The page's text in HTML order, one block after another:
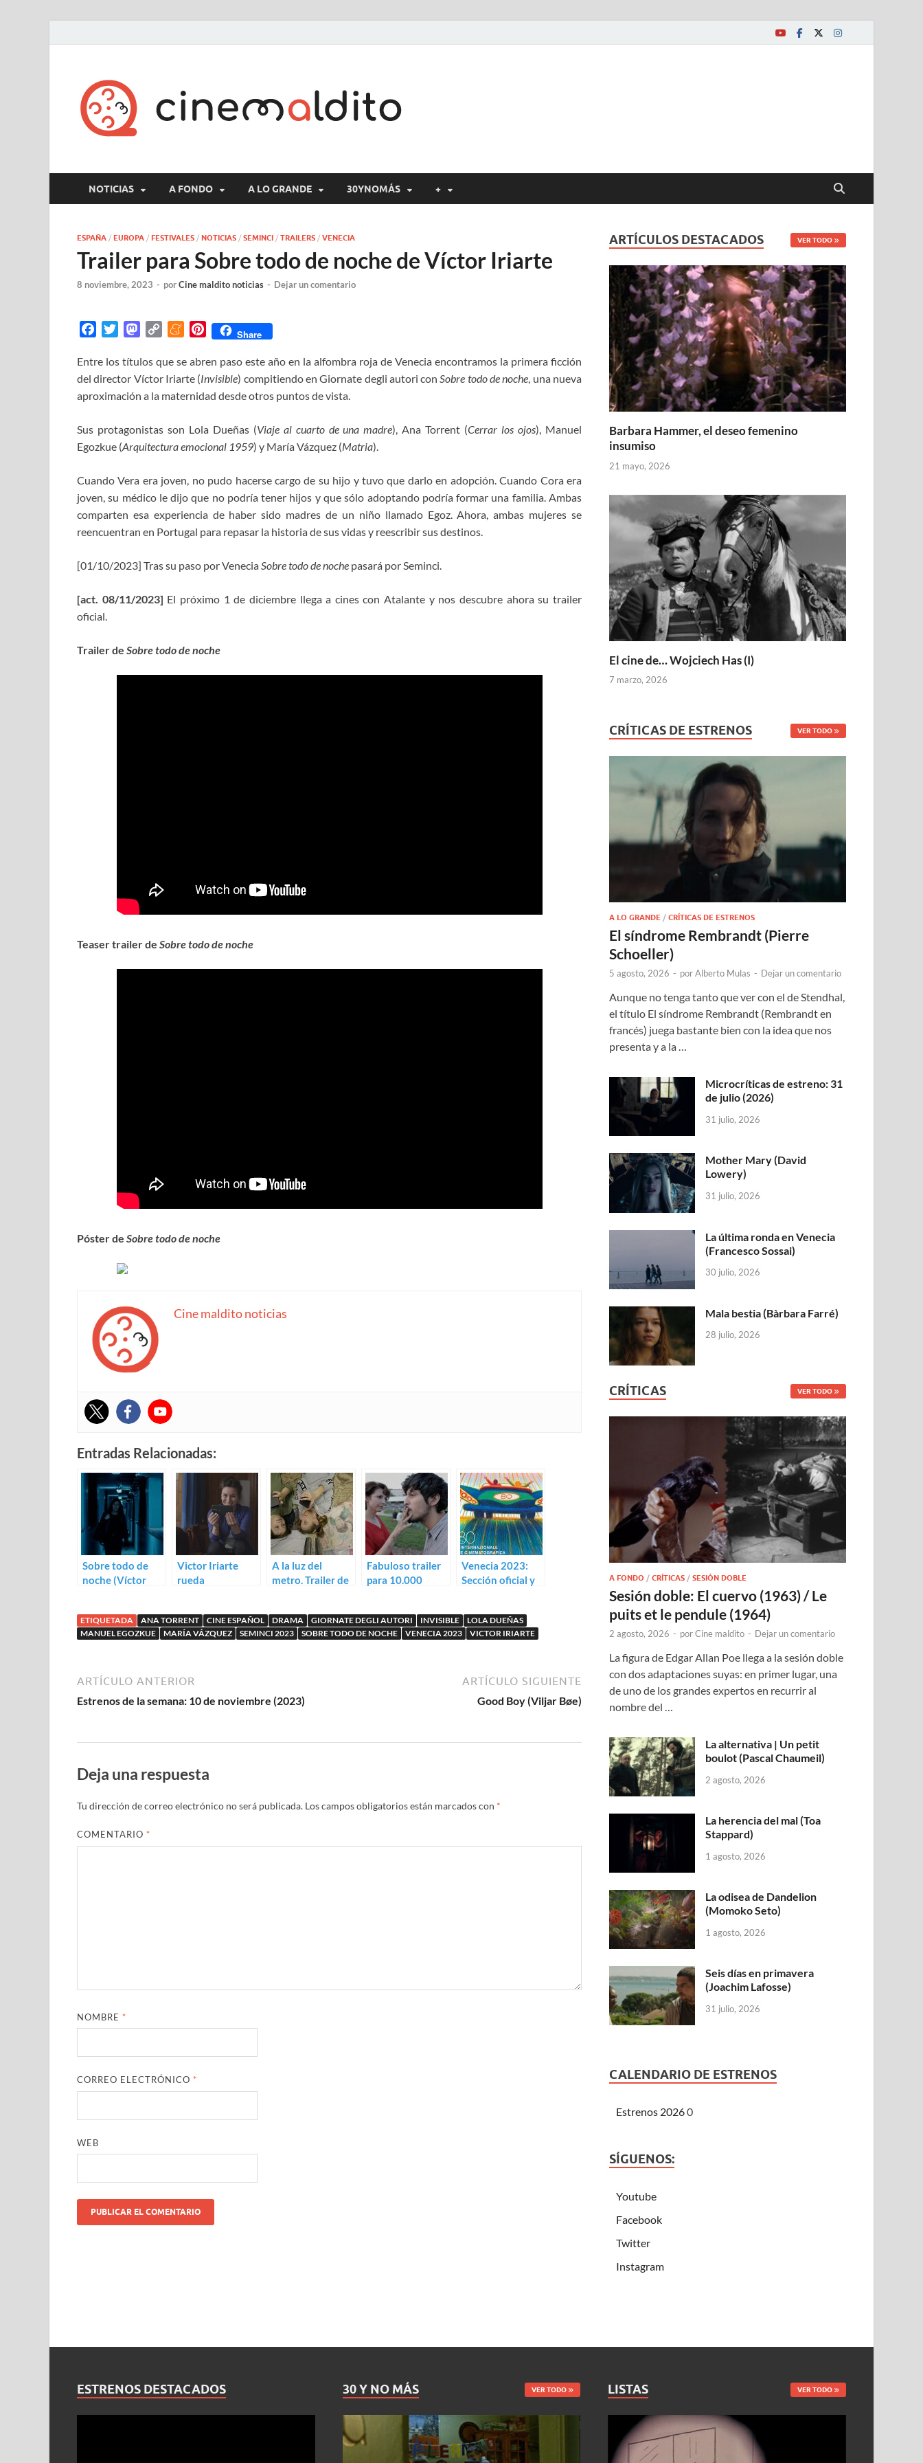
NOTICIAS A FONDO A LO GRANDE 30YNOMÁS +
ESPAÑA / EUROPA / FESTIVALES / NOTICIAS / SEMINCI / TRAILERS / VENECIA
Trailer para Sobre todo de noche de Víctor Iriarte
8 noviembre, 2023 - porCine maldito noticias - Dejar un comentario
c
e
b
o
k
i
t
t
r
M
s
t
o
o
n
p
y
L
n
k
M
n
e
a
P
n
t
e
e
s
Share
Entre los títulos que se abren paso este año en la alfombra roja de Venecia encontramos la primera ficción
del director Víctor Iriarte (Invisible) compitiendo en Giornate degli autori conSobre todo de noche, una nueva
aproximación a la maternidad desde otros puntos de vista.
Sus protagonistas son Lola Dueñas (Viaje al cuarto de una madre), Ana Torrent (Cerrar los ojos), Manuel
Egozkue (Arquitectura emocional 1959) y María Vázquez (Matria).
Cuando Vera era joven, no pudo hacerse cargo de su hijo y tuvo que darlo en adopción. Cuando Cora era
joven, su médico le dijo que no podría tener hijos y que sólo adoptando podría formar una familia. Ambas
comparten esa experiencia de haber sido madres de un niño llamado Egoz. Ahora, ambas mujeres se
reencuentran en Portugal para repasar la historia de sus vidas y reescribir sus destinos.
[01/10/2023] Tras su paso por VeneciaSobre todo de noche pasará por Seminci.
[act. 08/11/2023] El próximo 1 de diciembre llega a cines con Atalante y nos descubre ahora su trailer
oficial.
Trailer de Sobre todo de noche
Teaser trailer de Sobre todo de noche
Póster de Sobre todo de noche
Cine maldito noticias
Entradas Relacionadas:
Sobre todo de
noche (Víctor
Victor Iriarte
rueda
Ana Torrent
A la luz del
metro. Trailer de
Fabuloso trailer
para 10.000
Ramón Salazar
Venecia 2023:
Sección oficial y
ETIQUETADA ANA TORRENT CINE ESPAÑOL DRAMA GIORNATE DEGLI AUTORI INVISIBLE
LOLA DUEÑAS
MANUEL EGOZKUE
MARÍA VÁZQUEZ SEMINCI 2023 SOBRE TODO DE NOCHE VENECIA 2023 VICTOR IRIARTE
ARTÍCULO ANTERIOR
Estrenos de la semana: 10 de noviembre (2023)
ARTÍCULO SIGUIENTE
Good Boy (Viljar Bøe)
Deja una respuesta
Tu dirección de correo electrónico no será publicada. Los campos obligatorios están marcados con *
COMENTARIO *
NOMBRE *
CORREO ELECTRÓNICO *
WEB
ARTÍCULOS DESTACADOS VER TODO
Barbara Hammer, el deseo femenino
insumiso
21 mayo, 2026
El cine de… Wojciech Has (I)
7 marzo, 2026
CRÍTICAS DE ESTRENOS VER TODO
A LO GRANDE /CRÍTICAS DE ESTRENOS
El síndrome Rembrandt (Pierre
Schoeller)
5 agosto, 2026 - porAlberto Mulas - Dejar un comentario
Aunque no tenga tanto que ver con el de Stendhal,
el título El síndrome Rembrandt (Rembrandt en
francés) juega bastante bien con la idea que nos
presenta y a la …
Microcríticas de estreno: 31
de julio (2026)
31 julio, 2026
Mother Mary (David
Lowery)
31 julio, 2026
La última ronda en Venecia
(Francesco Sossai)
30 julio, 2026
Mala bestia (Bàrbara Farré)
28 julio, 2026
CRÍTICAS VER TODO
A FONDO /CRÍTICAS /SESIÓN DOBLE
Sesión doble: El cuervo (1963) / Le
puits et le pendule (1964)
2 agosto, 2026 - porCine maldito - Dejar un comentario
La figura de Edgar Allan Poe llega a la sesión doble
con dos adaptaciones suyas: en primer lugar, una
de uno de los grandes expertos en recurrir al
nombre del …
La alternativa | Un petit
boulot (Pascal Chaumeil)
2 agosto, 2026
La herencia del mal (Toa
Stappard)
1 agosto, 2026
La odisea de Dandelion
(Momoko Seto)
1 agosto, 2026
Seis días en primavera
(Joachim Lafosse)
31 julio, 2026
CALENDARIO DE ESTRENOS
Estrenos 20260
SÍGUENOS:
Youtube
Facebook
Twitter
Instagram
ESTRENOS DESTACADOS 30 Y NO MÁS VER TODO LISTAS VER TODO